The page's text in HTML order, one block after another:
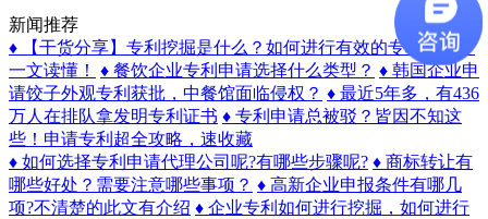
新闻推荐
♦ 【干货分享】专利挖掘是什么？如何进行有效的专利挖掘？
一文读懂！
♦ 餐饮企业专利申请选择什么类型？ ♦ 韩国企业申
请饺子外观专利获批，中餐馆面临侵权？ ♦ 最近5年多，有436
万人在排队拿发明专利证书 ♦ 专利申请总被驳？皆因不知这
些！申请专利超全攻略，速收藏
♦ 如何选择专利申请代理公司呢?有哪些步骤呢? ♦ 商标转让有
哪些好处？需要注意哪些事项？ ♦ 高新企业申报条件有哪几
项?不清楚的此文有介绍 ♦ 企业专利如何进行挖掘，如何进行